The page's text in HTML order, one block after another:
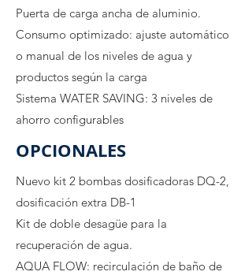
Puerta de carga ancha de aluminio.
Consumo optimizado: ajuste automático
o manual de los niveles de agua y
productos según la carga
Sistema WATER SAVING: 3 niveles de
ahorro configurables
OPCIONALES
Nuevo kit 2 bombas dosificadoras DQ-2,
dosificación extra DB-1
Kit de doble desagüe para la
recuperación de agua.
AQUA FLOW: recirculación de baño de